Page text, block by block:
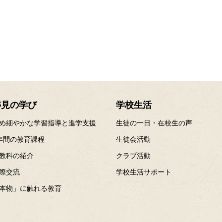
の学び
細やかな学習指導と進学支援
間の教育課程
科の紹介
交流
物」に触れる教育
学校生活
生徒の一日・在校生の声
生徒会活動
クラブ活動
学校生活サポート